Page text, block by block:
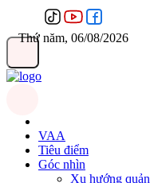
Thứ năm, 06/08/2026
VAA
Tiêu điểm
Góc nhìn
Xu hướng